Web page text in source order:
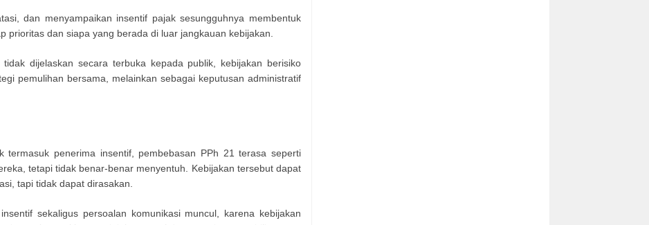
dan menyampaikan insentif pajak sesungguhnya membentuk
prioritas dan siapa yang berada di luar jangkauan kebijakan.
dijelaskan secara terbuka kepada publik, kebijakan berisiko
pemulihan bersama, melainkan sebagai keputusan administratif
termasuk penerima insentif, pembebasan PPh 21 terasa seperti
tetapi tidak benar-benar menyentuh. Kebijakan tersebut dapat
tapi tidak dapat dirasakan.
sekaligus persoalan komunikasi muncul, karena kebijakan